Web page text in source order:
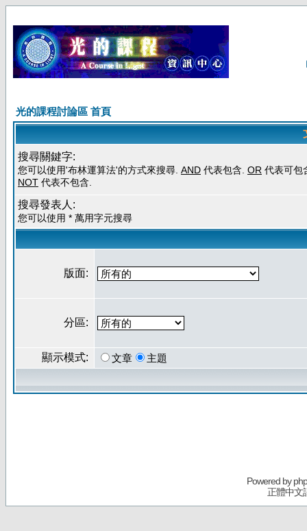
光的課程討論區 首頁
搜尋關鍵字:
您可以使用'布林運算法'的方式來搜尋. AND 代表包含. OR 代表可包
NOT 代表不包含.
搜尋發表人:
您可以使用 * 萬用字元搜尋
版面:
分區:
顯示模式: 文章 主題
Powered by
正體中文